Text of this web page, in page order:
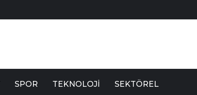
SPOR TEKNOLOJI SEKTÖREL